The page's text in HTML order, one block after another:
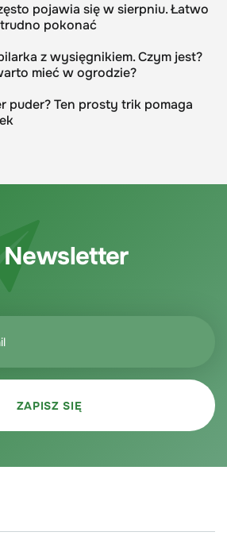
pojawia się w sierpniu. Łatwo
pokonać
z wysięgnikiem. Czym jest?
mieć w ogrodzie?
puder? Ten prosty trik pomaga
Newsletter